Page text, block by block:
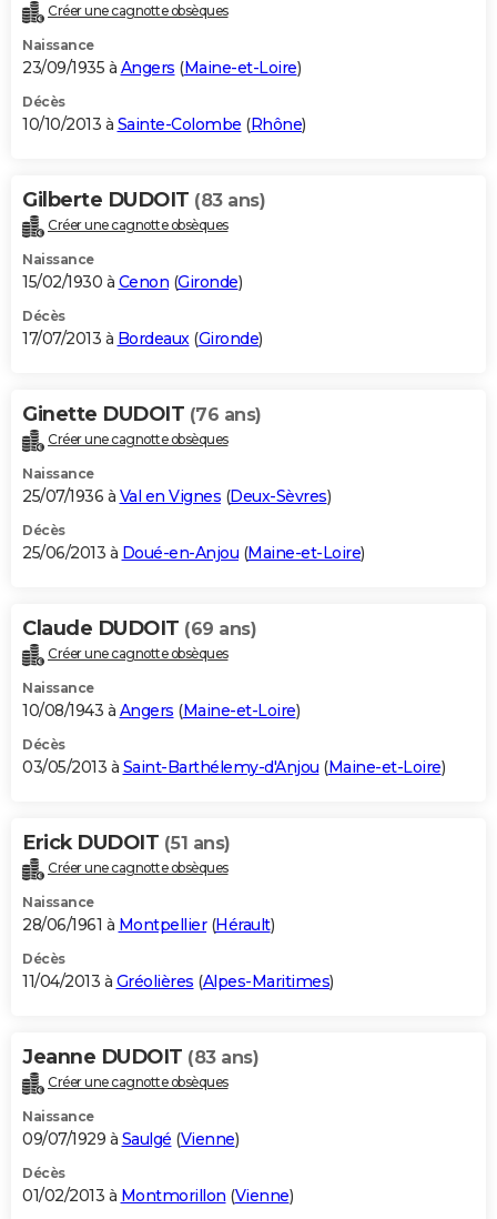
Créer une cagnotte obsèques
Naissance
23/09/1935 à Angers (Maine-et-Loire)
Décès
10/10/2013 à Sainte-Colombe (Rhône)
Gilberte DUDOIT (83 ans)
Créer une cagnotte obsèques
Naissance
15/02/1930 à Cenon (Gironde)
Décès
17/07/2013 à Bordeaux(Gironde)
Ginette DUDOIT (76 ans)
Créer une cagnotte obsèques
Naissance
25/07/1936 à Val en Vignes (Deux-Sèvres)
Décès
25/06/2013 à Doué-en-Anjou (Maine-et-Loire)
Claude DUDOIT (69 ans)
Créer une cagnotte obsèques
Naissance
10/08/1943 à Angers (Maine-et-Loire)
Décès
03/05/2013 à Saint-Barthélemy-d'Anjou (Maine-et-Loire)
Erick DUDOIT (51 ans)
Créer une cagnotte obsèques
Naissance
28/06/1961 à Montpellier(Hérault)
Décès
11/04/2013 à Gréolières (Alpes-Maritimes)
Jeanne DUDOIT (83 ans)
Créer une cagnotte obsèques
Naissance
09/07/1929 à Saulgé (Vienne)
Décès
01/02/2013 à Montmorillon (Vienne)